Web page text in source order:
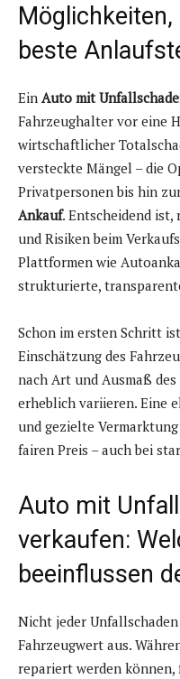
Möglichkeiten,
beste
Ein Auto mit
Fahrzeughalter vor eine
wirtschaftlicher
versteckte Mängel – die
Privatpersonen bis hin
Ankauf. Entscheidend
und Risiken beim
Plattformen wie
strukturierte,
Schon im ersten Schritt
Einschätzung des
nach Art und Ausmaß
erheblich variieren. Eine
und gezielte
fairen Preis – auch bei
Auto mit
verkaufen:
beeinflussen
Nicht jeder
Fahrzeugwert aus.
repariert werden